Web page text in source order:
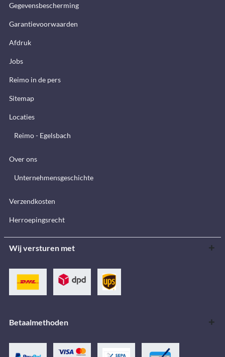
Gegevensbescherming
Garantievoorwaarden
Afdruk
Jobs
Reimo in de pers
Sitemap
Locaties
Reimo - Egelsbach
Over ons
Unternehmensgeschichte
Verzendkosten
Herroepingsrecht
Wij versturen met
Betaalmethoden